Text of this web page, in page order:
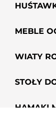
MEBLE
WIATY
STOŁY
HAMAKI